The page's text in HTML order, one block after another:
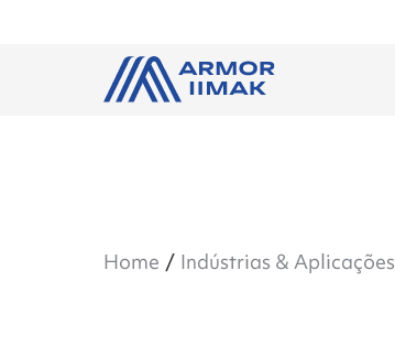
Home Indústrias & Aplicações